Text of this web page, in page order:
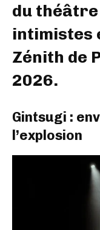
du
intimistes
Zénith de
2026.
Gintsugi :
l’explosion